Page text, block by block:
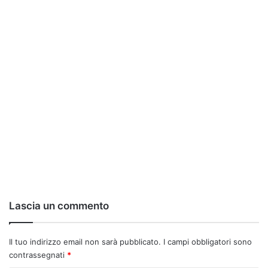
Lascia un commento
Il tuo indirizzo email non sarà pubblicato. I campi obbligatori sono
contrassegnati *